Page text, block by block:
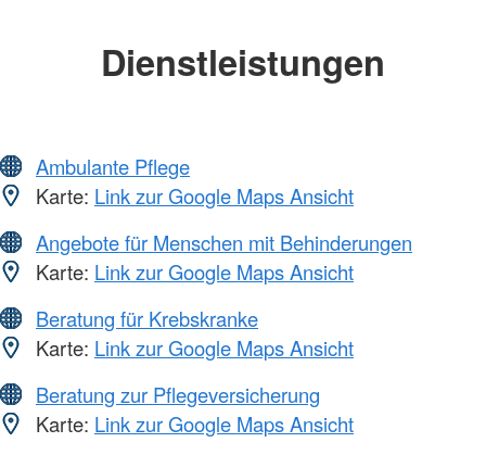
Dienstleistungen
Ambulante Pflege
Karte: Link zur Google Maps Ansicht
Angebote für Menschen mit Behinderungen
Karte: Link zur Google Maps Ansicht
Beratung für Krebskranke
Karte: Link zur Google Maps Ansicht
Beratung zur Pflegeversicherung
Karte: Link zur Google Maps Ansicht